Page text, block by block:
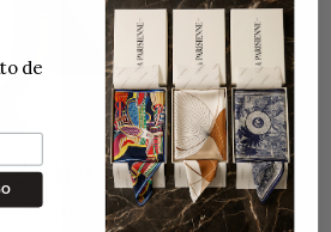
peças para ela
47 artigos
de